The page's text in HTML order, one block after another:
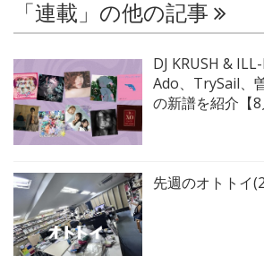
「連載」の他の記事
DJ KRUSH & ILL-
Ado、TrySail、
の新譜を紹介【8
先週のオトトイ